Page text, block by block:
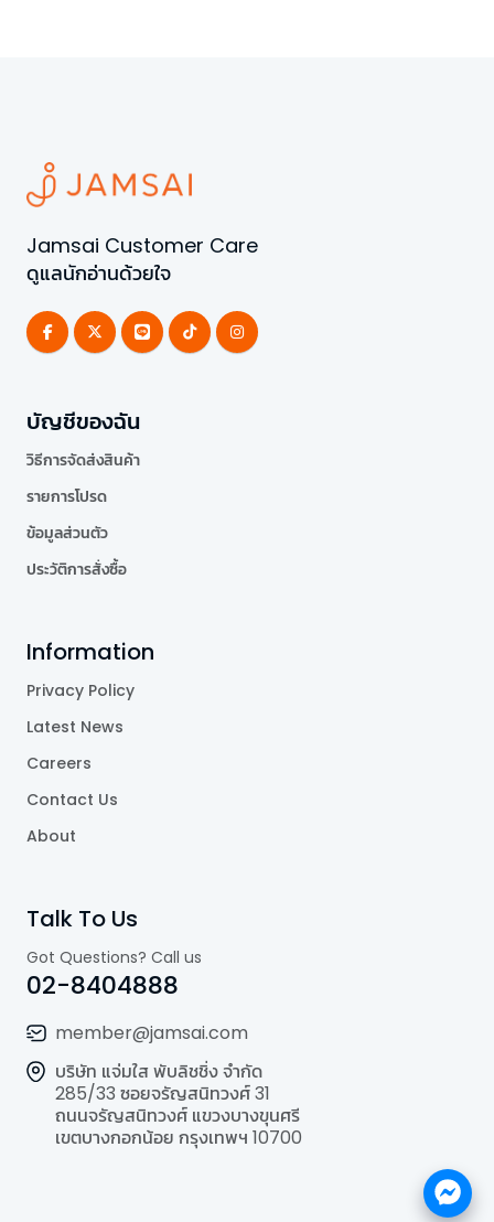
Jamsai Customer Care
ดูแลนักอ่านด้วยใจ
บัญชีของฉัน
วิธีการจัดส่งสินค้า
รายการโปรด
ข้อมูลส่วนตัว
ประวัติการสั่งซื้อ
Information
Privacy Policy
Latest News
Careers
Contact Us
About
Talk To Us
Got Questions? Call us
02-8404888
member@jamsai.com
บริษัท แจ่มใส พับลิชชิ่ง จำกัด
285/33 ซอยจรัญสนิทวงศ์ 31
ถนนจรัญสนิทวงศ์ แขวงบางขุนศรี
เขตบางกอกน้อย กรุงเทพฯ 10700